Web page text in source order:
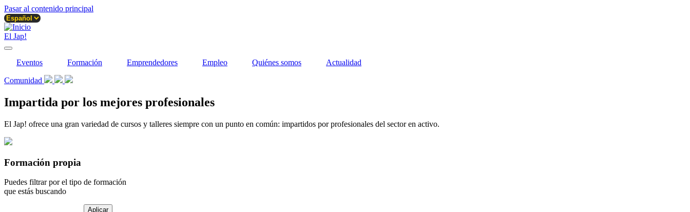
Pasar al contenido principal
El Jap!
Eventos Formación Emprendedores Empleo Quiénes somos Actualidad
Comunidad
Impartida por los mejores profesionales
El Jap! ofrece una gran variedad de cursos y talleres siempre con un punto en común: impartidos por profesionales del sector en activo.
Formación propia
Puedes filtrar por el tipo de formación
que estás buscando